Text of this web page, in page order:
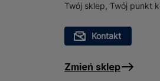
Twój sklep, Twój punkt
Kontakt
Zmień sklep